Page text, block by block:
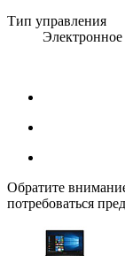
Тип управления
Электронное
Обратите
потребоваться